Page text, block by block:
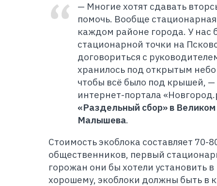
— Многие хотят сдавать
помочь. Вообще
каждом районе города. У нас
стационарной точки на
договориться с
хранилось под открытым
чтобы всё было под крышей,
интернет-портала
«Раздельный сбор» в
Малышева.
Стоимость экоблока составляет 70-
общественников, первый
горожан они бы хотели установить
хорошему, экоблоки должны быть в